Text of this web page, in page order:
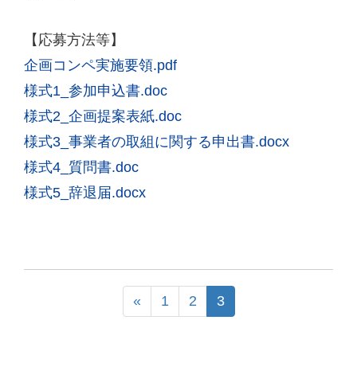
【応募方法等】
企画コンペ実施要領.pdf
様式1_参加申込書.doc
様式2_企画提案表紙.doc
様式3_事業者の取組に関する申出書.docx
様式4_質問書.doc
様式5_辞退届.docx
« 1 2 3